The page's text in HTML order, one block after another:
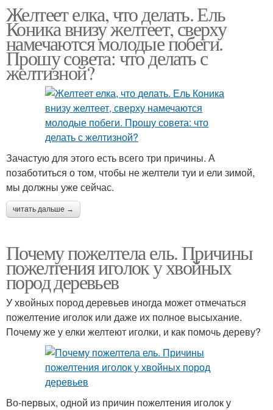
Желтеет елка, что делать. Ель
Коника внизу желтеет, сверху
намечаются молодые побеги.
Прошу совета: что делать с
желтизной?
Зачастую для этого есть всего три причины. А
позаботиться о том, чтобы не желтели туи и ели зимой,
мы должны уже сейчас.
читать дальше →
Почему пожелтела ель. Причины
пожелтения иголок у хвойных
пород деревьев
У хвойных пород деревьев иногда может отмечаться
пожелтение иголок или даже их полное высыхание.
Почему же у елки желтеют иголки, и как помочь дереву?
Во-первых, одной из причин пожелтения иголок у